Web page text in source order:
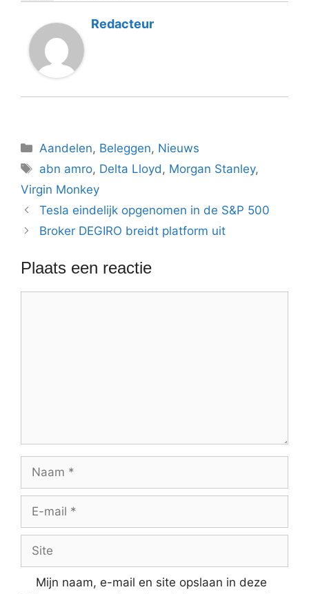
Redacteur
Categorieën
Aandelen, Beleggen, Nieuws
Tags
abn amro, Delta Lloyd , Morgan Stanley,
Virgin Monkey
Tesla eindelijk opgenomen in de S&P 500
Broker DEGIRO breidt platform uit
Plaats een reactie
Naam
Site
Mijn naam, e-mail en site opslaan in deze